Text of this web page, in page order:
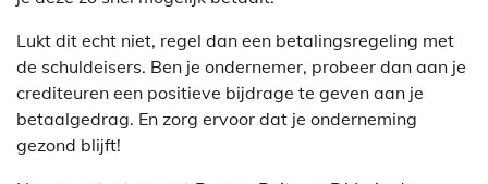
Lukt dit echt niet, regel dan een betalingsregeling met
de schuldeisers. Ben je ondernemer, probeer dan aan je
crediteuren een positieve bijdrage te geven aan je
betaalgedrag. En zorg ervoor dat je onderneming
gezond blijft!